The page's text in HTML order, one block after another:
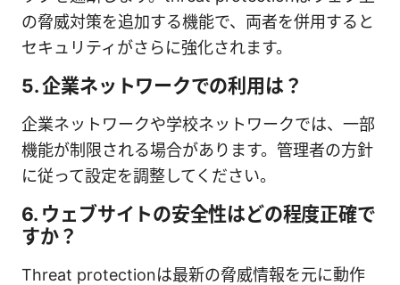
の脅威対策を追加する機能で、両者を併用すると
セキュリティがさらに強化されます。
5. 企業ネットワークでの利用は？
企業ネットワークや学校ネットワークでは、一部
機能が制限される場合があります。管理者の方針
に従って設定を調整してください。
6. ウェブサイトの安全性はどの程度正確で
すか？
Threat protectionは最新の脅威情報を元に動作